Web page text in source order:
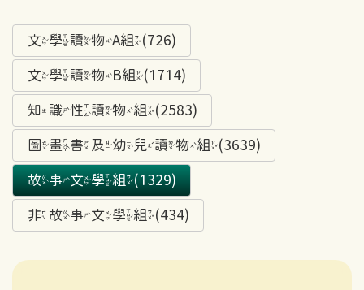
文學讀物A組(726)
文學讀物B組(1714)
知識性讀物組(2583)
圖畫書及幼兒讀物組(3639)
故事文學組(1329)
非故事文學組(434)